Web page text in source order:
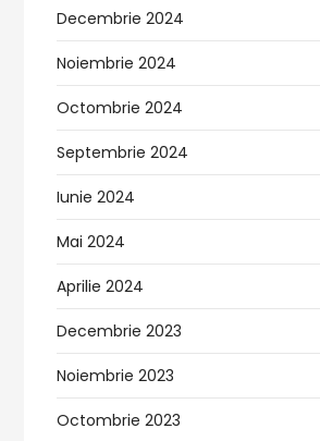
Decembrie 2024
Noiembrie 2024
Octombrie 2024
Septembrie 2024
Iunie 2024
Mai 2024
Aprilie 2024
Decembrie 2023
Noiembrie 2023
Octombrie 2023